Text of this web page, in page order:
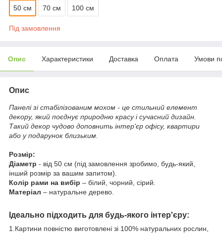
50 см 70 см 100 см
Під замовлення
Опис Характеристики Доставка Оплата Умови
Опис
Панелі зі стабілізованим мохом - це стильний елемент
декору, який поєднує природню красу і сучасний дизайн.
Такий декор чудово доповнить інтер'єр офісу, квартири
або у подарунок близьким.
Розмір:
Діаметр - від 50 см (під замовлення зробимо, будь-який,
інший розмір за вашим запитом).
Колір рами на вибір – білий, чорний, сірий.
Матеріал – натуральне дерево.
Ідеально підходить для будь-якого інтер'єру:
1.Картини повністю виготовлені зі 100% натуральних рослин,